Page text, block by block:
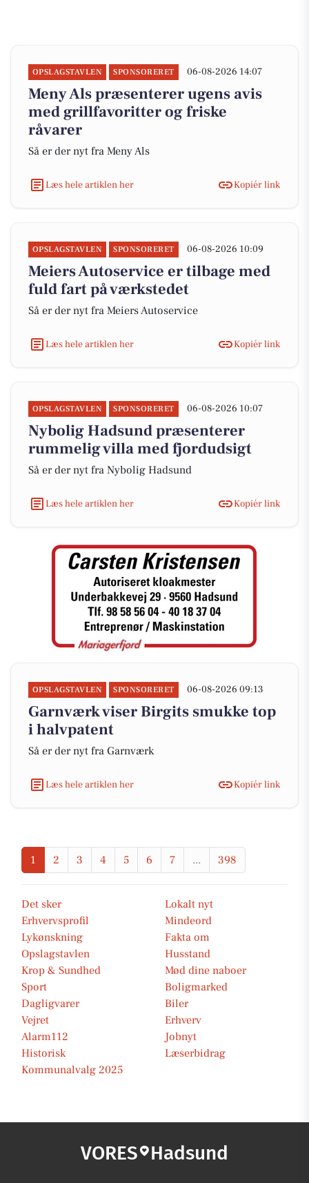
OPSLAGSTAVLEN SPONSORERET 06-08-2026 14:07
Meny Als præsenterer ugens avis
med grillfavoritter og friske
råvarer
Så er der nyt fra Meny Als
Læs hele artiklen her Kopiér link
OPSLAGSTAVLEN SPONSORERET 06-08-2026 10:09
Meiers Autoservice er tilbage med
fuld fart på værkstedet
Så er der nyt fra Meiers Autoservice
Læs hele artiklen her Kopiér link
OPSLAGSTAVLEN SPONSORERET 06-08-2026 10:07
Nybolig Hadsund præsenterer
rummelig villa med fjordudsigt
Så er der nyt fra Nybolig Hadsund
Læs hele artiklen her Kopiér link
OPSLAGSTAVLEN SPONSORERET 06-08-2026 09:13
Garnværk viser Birgits smukke top
i halvpatent
Så er der nyt fra Garnværk
Læs hele artiklen her Kopiér link
1 2 3 4 5 6 7 ... 398
Det sker
Lokalt nyt
Erhvervsprofil
Mindeord
Lykønskning
Fakta om
Opslagstavlen
Husstand
Krop & Sundhed
Mød dine naboer
Sport
Boligmarked
Dagligvarer
Biler
Vejret
Erhverv
Alarm112
Jobnyt
Historisk
Læserbidrag
Kommunalvalg 2025
VORES Hadsund